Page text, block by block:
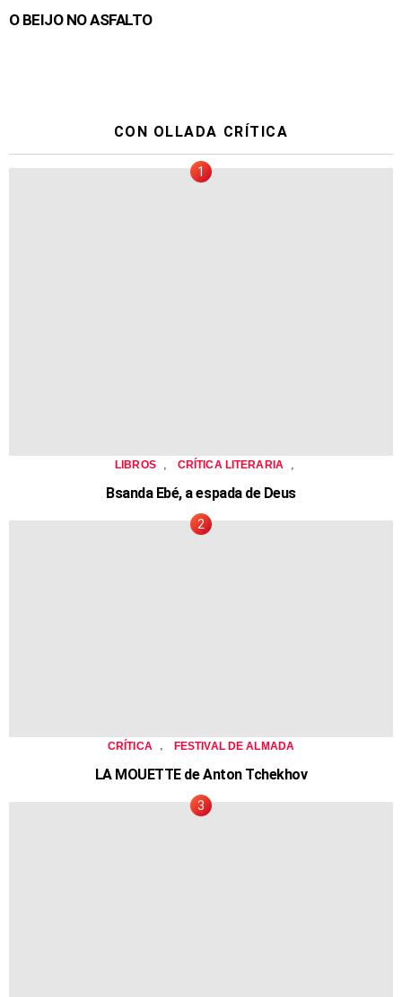
O BEIJO NO ASFALTO
CON OLLADA CRÍTICA
LIBROS CRÍTICA LITERARIA
Bsanda Ebé, a espada de Deus
CRÍTICA , FESTIVAL DE ALMADA
LA MOUETTE de Anton Tchekhov